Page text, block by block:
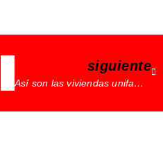
siguiente
Así son las viviendas unifamiliares del presente.